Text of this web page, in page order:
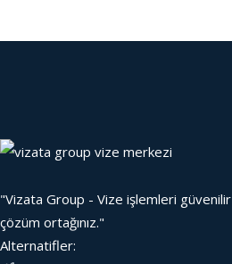
"Vizata Group - Vize işlemleri güvenilir
çözüm ortağınız."
Alternatifler: